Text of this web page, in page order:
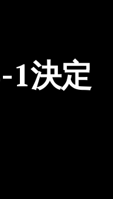
1決定